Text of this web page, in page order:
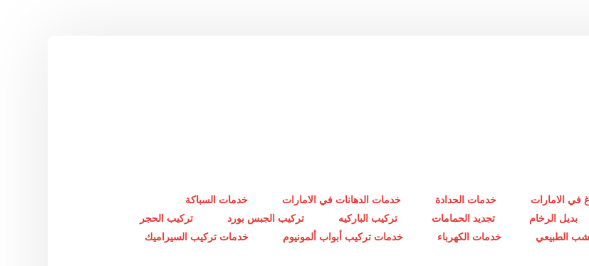
في الامارات خدمات الحدادة خدمات الدهانات في الامارات
خدمات السباكة
بديل الرخام تجديد الحمامات تركيب الباركيه تركيب الجبس بورد
تركيب الحجر
الطبيعي خدمات الكهرباء خدمات تركيب أبواب ألمونيوم
خدمات تركيب السيراميك